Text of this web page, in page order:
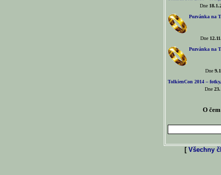
Dne
Pozvánka na
Dne
Pozvánka na
Dne
TolkienCon 2014 –
Dne
O
[ Všechny